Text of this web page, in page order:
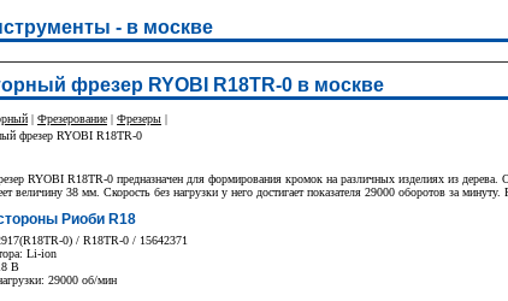
- в москве
фрезер RYOBI R18TR-0 в москве
| Фрезерование | Фрезеры |
фрезер RYOBI R18TR-0
RYOBI R18TR-0 предназначен для формирования кромок на различных изделиях из дерева.
величину 38 мм. Скорость без нагрузки у него достигает показателя 29000 оборотов за
Риоби R18
0) / R18TR-0 / 15642371
Li-ion
В
29000 об/мин